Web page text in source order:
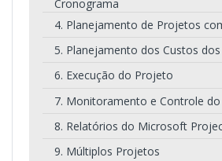
Cronograma
4. Planejamento de Projetos
5. Planejamento dos Custos
6. Execução do Projeto
7. Monitoramento e Controle
8. Relatórios do Microsoft
9. Múltiplos Projetos